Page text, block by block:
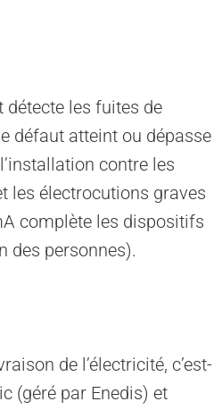
les fuites de
défaut atteint ou dépasse
contre les
les électrocutions graves
complète les dispositifs
des personnes).
de l’électricité, c’est-
(géré par Enedis) et